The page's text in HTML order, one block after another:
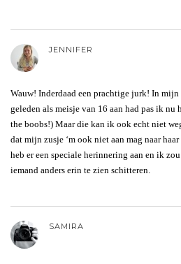
JENNIFER
Wauw! Inderdaad een prachtige jurk! In
geleden als meisje van 16 aan had pas ik nu
the boobs!) Maar die kan ik ook echt niet
dat mijn zusje ‘m ook niet aan mag naar
heb er een speciale herinnering aan en ik
iemand anders erin te zien schitteren.
SAMIRA